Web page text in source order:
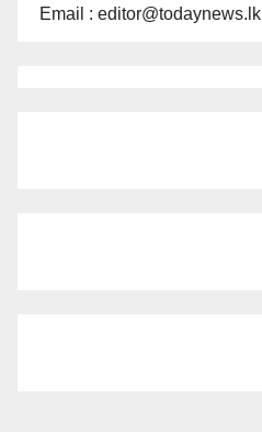
Email : editor@todaynews.lk